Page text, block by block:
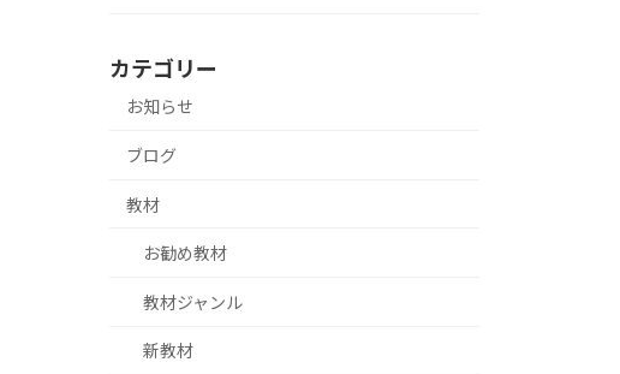
カテゴリー
お知らせ
ブログ
教材
お勧め教材
教材ジャンル
新教材